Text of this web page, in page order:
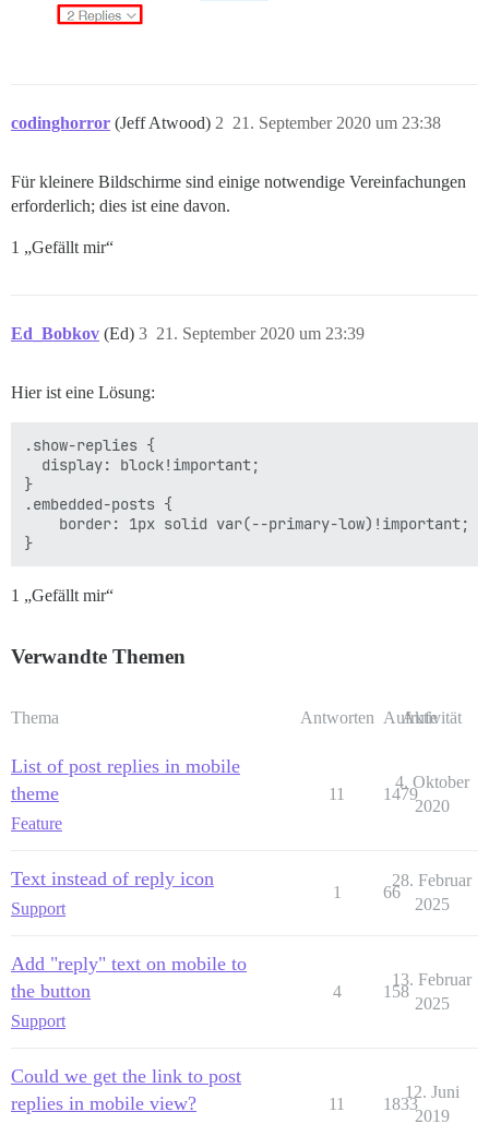
codinghorror (Jeff Atwood) 21. September 2020 um 23:38
2
Für kleinere Bildschirme sind einige notwendige Vereinfachungen
erforderlich; dies ist eine davon.
1 „Gefällt mir“
Ed_Bobkov (Ed) 21. September 2020 um 23:39
3
Hier ist eine Lösung:
.show-replies {
  display: block!important;
}
.embedded-posts {
    border: 1px solid var(--primary-low)!important;
1 „Gefällt mir“
Verwandte Themen
Thema Antworten Aufrufe
Aktivität
List of post replies in mobile
theme
Feature
11 1479
4. Oktober
2020
Text instead of reply icon
Support
1 66
28. Februar
2025
Add "reply" text on mobile to
the button
Support
4 158
13. Februar
2025
Could we get the link to post
replies in mobile view?
11 1833
12. Juni
2019